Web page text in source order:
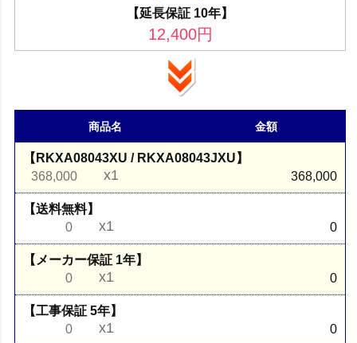
【延長保証 10年】
12,400円
商品名 金額
【RKXA08043XU / RKXA08043JXU】
368,000
x1 368,000
【送料無料】
0
x1 0
【メーカー保証 1年】
0
x1 0
【工事保証 5年】
0
x1 0